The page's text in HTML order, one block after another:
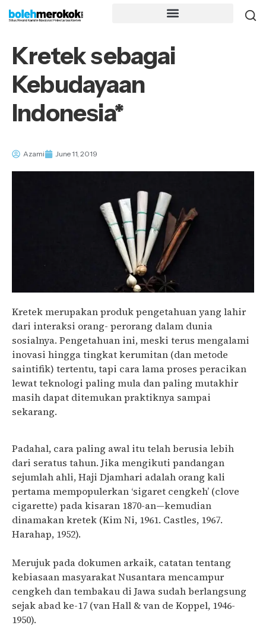
Kretek sebagai
Kebudayaan
Indonesia*
Azami June 11, 2019
Kretek merupakan produk pengetahuan yang lahir
dari interaksi orang- perorang dalam dunia
sosialnya. Pengetahuan ini, meski terus mengalami
inovasi hingga tingkat kerumitan (dan metode
saintifik) tertentu, tapi cara lama proses peracikan
lewat teknologi paling mula dan paling mutakhir
masih dapat ditemukan praktiknya sampai
sekarang.
Padahal, cara paling awal itu telah berusia lebih
dari seratus tahun. Jika mengikuti pandangan
sejumlah ahli, Haji Djamhari adalah orang kali
pertama mempopulerkan ‘sigaret cengkeh’ (clove
cigarette) pada kisaran 1870-an—kemudian
dinamakan kretek (Kim Ni, 1961. Castles, 1967.
Harahap, 1952).
Merujuk pada dokumen arkaik, catatan tentang
kebiasaan masyarakat Nusantara mencampur
cengkeh dan tembakau di Jawa sudah berlangsung
sejak abad ke-17 (van Hall & van de Koppel, 1946-
1950).